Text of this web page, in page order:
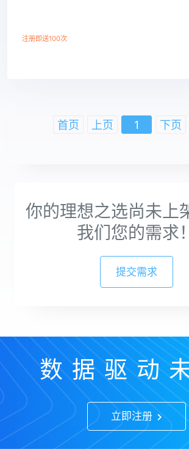
注册即送100次
首页 上页 1 下页
你的理想之选尚未上
我们您的需求！
提交需求
数据驱动
立即注册